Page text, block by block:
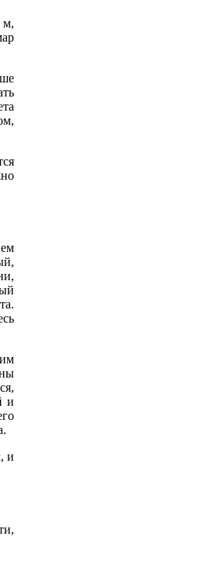
м,
и
и